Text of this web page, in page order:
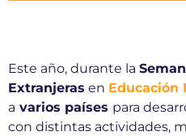
Este año, durante la
Extranjeras en Educación
a varios países para
con distintas actividades,